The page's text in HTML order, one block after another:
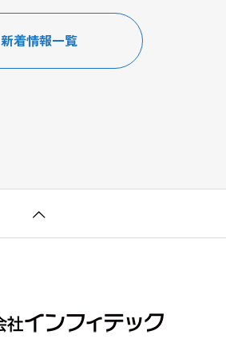
新着情報一覧